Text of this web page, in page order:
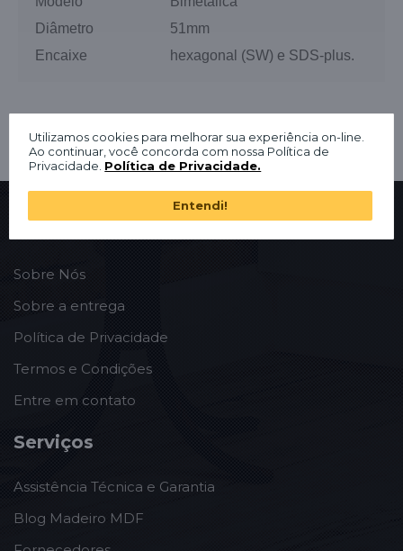
Diâmetro
51mm
Encaixe
hexagonal (SW) e SDS-plus.
Utilizamos cookies para melhorar sua experiência on-line.
Ao continuar, você concorda com nossa Política de
Privacidade. Política de Privacidade.
Entendi!
Sobre Nós
Sobre a entrega
Política de Privacidade
Termos e Condições
Entre em contato
Serviços
Assistência Técnica e Garantia
Blog Madeiro MDF